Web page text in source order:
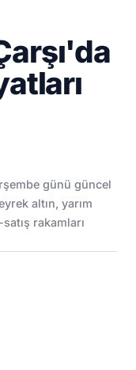
günü güncel
altın, yarım
rakamları